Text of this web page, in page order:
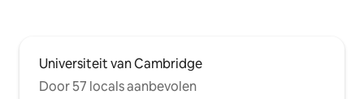
Universiteit van Cambridge
Door 57 locals aanbevolen